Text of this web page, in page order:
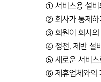
① 서비스용 설비
② 회사가 통제하
③ 회원이 회사의
④ 정전, 제반 설
⑤ 새로운 서비스
⑥ 제휴업체와의